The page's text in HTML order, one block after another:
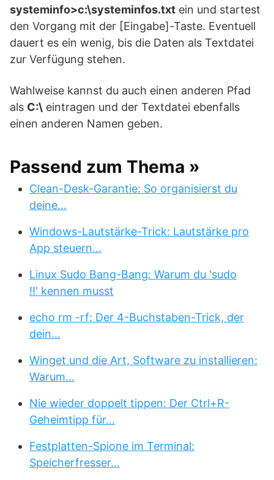
systeminfo>c:\systeminfos.txt ein und startest
den Vorgang mit der [Eingabe]-Taste. Eventuell
dauert es ein wenig, bis die Daten als Textdatei
zur Verfügung stehen.
Wahlweise kannst du auch einen anderen Pfad
als C:\ eintragen und der Textdatei ebenfalls
einen anderen Namen geben.
Passend zum Thema »
Clean-Desk-Garantie: So organisierst du
deine…
Windows-Lautstärke-Trick: Lautstärke pro
App steuern…
Linux Sudo Bang-Bang: Warum du 'sudo
!!' kennen musst
echo rm -rf: Der 4-Buchstaben-Trick, der
dein…
Winget und die Art, Software zu installieren:
Warum…
Nie wieder doppelt tippen: Der Ctrl+R-
Geheimtipp für…
Festplatten-Spione im Terminal:
Speicherfresser…